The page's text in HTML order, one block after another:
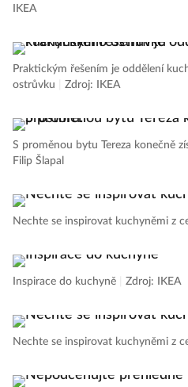
IKEA
Praktickým řešením je oddělení
ostrůvku
Zdroj: IKEA
S proměnou bytu Tereza konečně
Filip Šlapal
Nechte se inspirovat kuchyněmi z
Inspirace do kuchyně Zdroj: IKEA
Nechte se inspirovat kuchyněmi z